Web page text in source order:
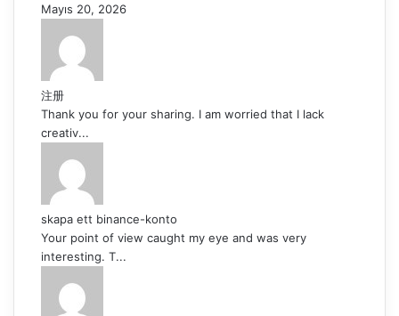
Mayıs 20, 2026
注册
Thank you for your sharing. I am worried that I lack
creativ...
skapa ett binance-konto
Your point of view caught my eye and was very
interesting. T...